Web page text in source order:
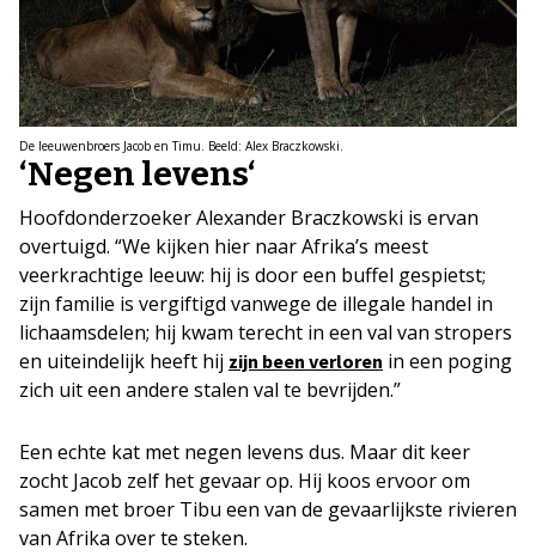
De leeuwenbroers Jacob en Timu. Beeld: Alex Braczkowski.
‘Negen levens‘
Hoofdonderzoeker Alexander Braczkowski is ervan
overtuigd. “We kijken hier naar Afrika’s meest
veerkrachtige leeuw: hij is door een buffel gespietst;
zijn familie is vergiftigd vanwege de illegale handel in
lichaamsdelen; hij kwam terecht in een val van stropers
en uiteindelijk heeft hij zijn been verloren in een poging
zich uit een andere stalen val te bevrijden.”
Een echte kat met negen levens dus. Maar dit keer
zocht Jacob zelf het gevaar op. Hij koos ervoor om
samen met broer Tibu een van de gevaarlijkste rivieren
van Afrika over te steken.